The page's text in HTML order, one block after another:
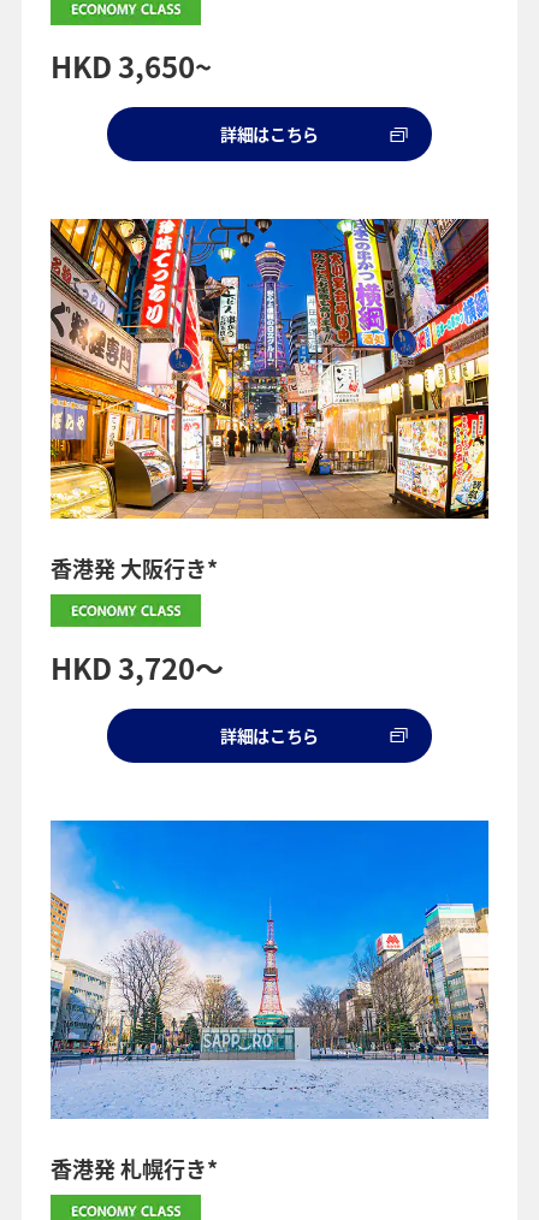
HKD 3,650~
詳細はこちら
香港発 大阪行き*
HKD 3,720～
詳細はこちら
香港発 札幌行き*